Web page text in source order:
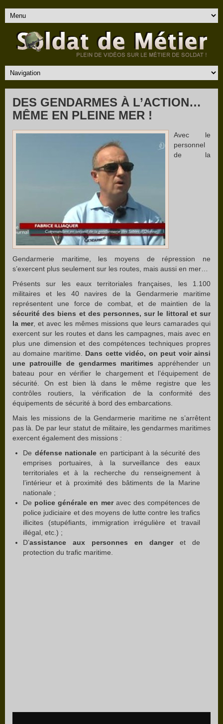
DES GENDARMES À L’ACTION…
MÊME EN PLEINE MER !
Avec le
personnel
de la
Gendarmerie maritime, les moyens de répression ne
s’exercent plus seulement sur les routes, mais aussi en mer…
Présents sur les eaux territoriales françaises, les 1.100
militaires et les 40 navires de la Gendarmerie maritime
représentent une force de combat, et de maintien de la
sécurité des biens et des personnes, sur le littoral et sur
la mer, et avec les mêmes missions que leurs camarades qui
exercent sur les routes et dans les campagnes, mais avec en
plus une dimension et des compétences techniques propres
au domaine maritime. Dans cette vidéo, on peut voir ainsi
une patrouille de gendarmes maritimes appréhender un
bateau pour en vérifier le chargement et l’équipement de
sécurité. On est bien là dans le même registre que les
contrôles routiers, la vérification de la conformité des
équipements de sécurité à bord des embarcations.
Mais les missions de la Gendarmerie maritime ne s’arrêtent
pas là. De par leur statut de militaire, les gendarmes maritimes
exercent également des missions :
De défense nationale en participant à la sécurité des
emprises portuaires, à la surveillance des eaux
territoriales et à la recherche du renseignement à
l’intérieur et à proximité des bâtiments de la Marine
nationale ;
De police générale en meravec des compétences de
police judiciaire et des moyens de lutte contre les trafics
illicites (stupéfiants, immigration irrégulière et travail
illégal, etc.) ;
D’assistance aux personnes en dangeret de
protection du trafic maritime.